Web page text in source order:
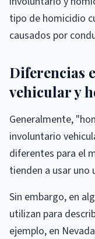
tipo de homicidio
causados ​​por
Diferencias
vehicular y
Generalmente,
involuntario
diferentes para el
tienden a usar
Sin embargo, en
utilizan para
ejemplo, en